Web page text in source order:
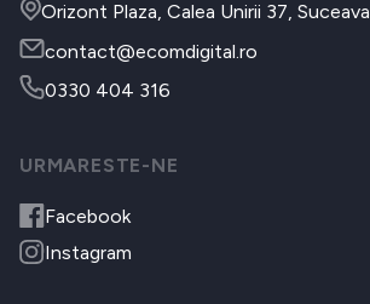
Orizont Plaza, Calea Unirii 37, Suceava
contact@ecomdigital.ro
0330 404 316
URMARESTE-NE
Facebook
Instagram